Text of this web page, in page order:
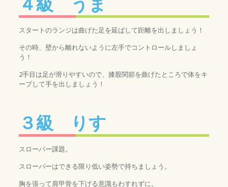
スタートのランジは曲げた足を延ばして距離を出しましょう！
その時、壁から離れないように左手でコントロールしましょ
う！
2手目は足が滑りやすいので、膝股関節を曲げたところで体をキ
ープして手を出しましょう！
３級 りす
スローパー課題。
スローパーはできる限り低い姿勢で持ちましょう。
胸を張って肩甲骨を下げる意識もわすれずに。